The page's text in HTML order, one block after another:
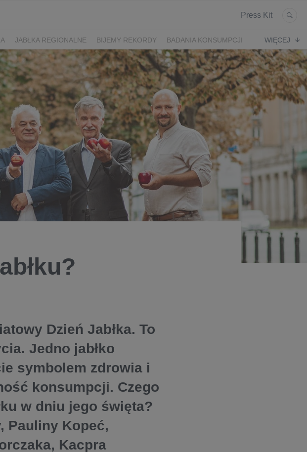
Press Kit
JABŁKA REGIONALNE BIJEMY REKORDY
BADANIA KONSUMPCJI
WIĘCEJ
Dzień Jabłka. To
Jedno jabłko
symbolem zdrowia i
konsumpcji. Czego
w dniu jego święta?
Pauliny Kopeć,
Kacpra